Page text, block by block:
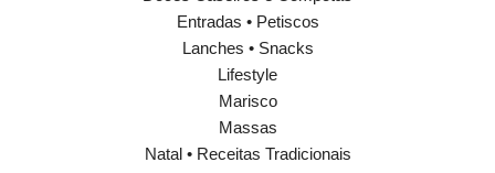
Entradas • Petiscos
Lanches • Snacks
Lifestyle
Marisco
Massas
Natal • Receitas Tradicionais